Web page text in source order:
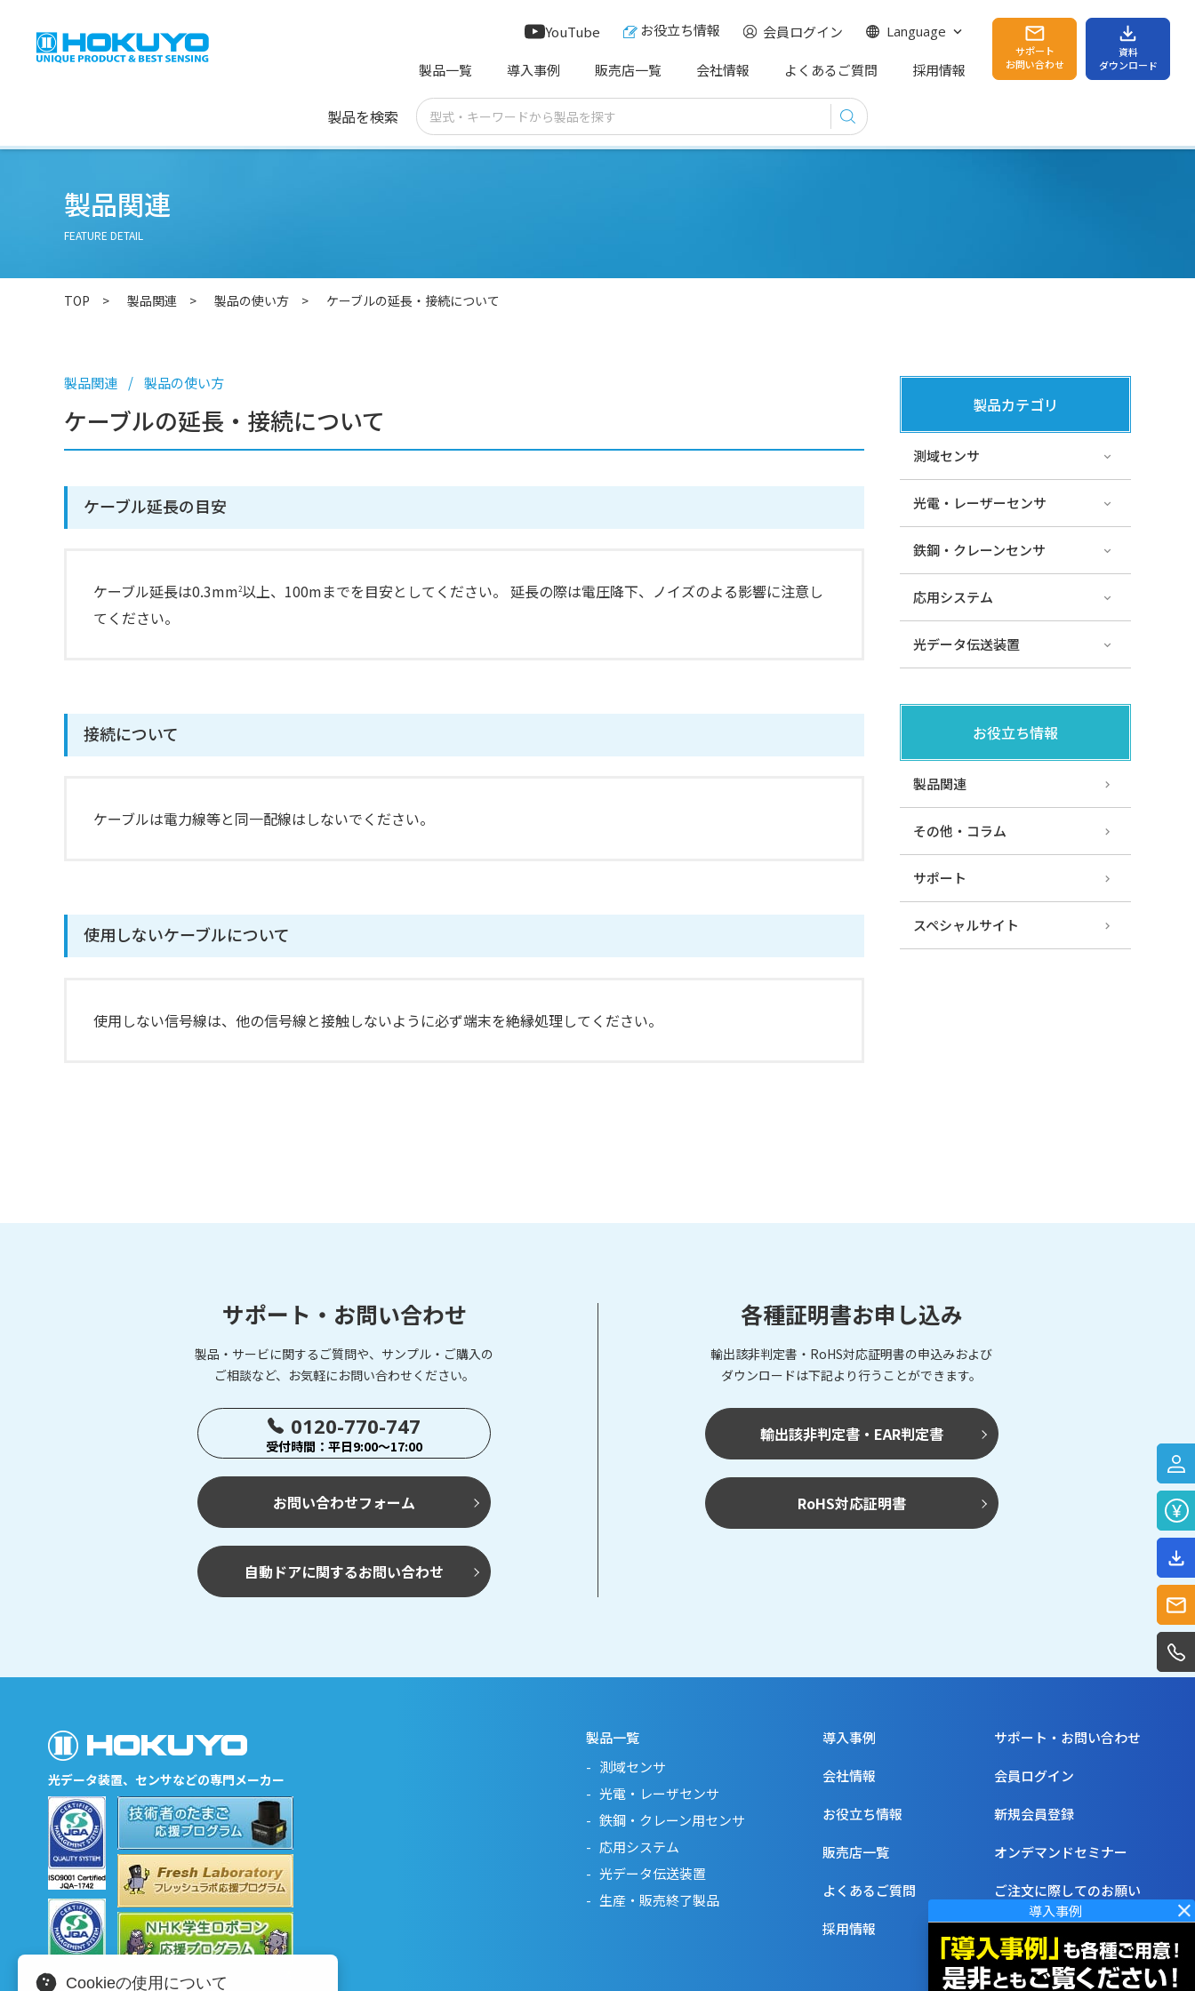
製品一覧 導入事例 販売店一覧 会社情報 よくあるご質問 採用情報
YouTube お役立ち情報 会員ログイン Language
サポート
お問い合わせ
資料
ダウンロード
製品を検索
製品関連
FEATURE DETAIL
TOP 製品関連 製品の使い方 ケーブルの延長・接続について
製品関連 製品の使い方
ケーブルの延長・接続について
ケーブル延長の目安
ケーブル延長は0.3mm2以上、100mまでを目安としてください。 延長の際は電圧降下、ノイズのよる影響に注意し
てください。
接続について
ケーブルは電力線等と同一配線はしないでください。
使用しないケーブルについて
使用しない信号線は、他の信号線と接触しないように必ず端末を絶縁処理してください。
製品カテゴリ
測域センサ
光電・レーザーセンサ
鉄鋼・クレーンセンサ
応用システム
光データ伝送装置
お役立ち情報
製品関連
その他・コラム
サポート
スペシャルサイト
サポート・お問い合わせ
製品・サービに関するご質問や、サンプル・ご購入の
ご相談など、お気軽にお問い合わせください。
0120-770-747
受付時間：平日9:00～17:00
お問い合わせフォーム
自動ドアに関するお問い合わせ
各種証明書お申し込み
輸出該非判定書・RoHS対応証明書の申込みおよび
ダウンロードは下記より行うことができます。
輸出該非判定書・EAR判定書
RoHS対応証明書
光データ装置、センサなどの専門メーカー
製品一覧
測域センサ
光電・レーザセンサ
鉄鋼・クレーン用センサ
応用システム
光データ伝送装置
生産・販売終了製品
導入事例
会社情報
お役立ち情報
販売店一覧
よくあるご質問
採用情報
サポート・お問い合わせ
会員ログイン
新規会員登録
オンデマンドセミナー
ご注文に際してのお願い
Cookieの使用について